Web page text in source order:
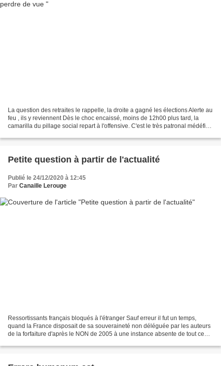
La question des retraites le rappelle, la droite a gagné les élections Alerte au
feu , ils y reviennent Dès le choc encaissé, moins de 12h00 plus tard, la
camarilla du pillage social repart à l'offensive. C'est le très patronal médéfien
Petite question à partir de l'actualité
Publié le 24/12/2020 à 12:45
Par Canaille Lerouge
Ressortissants français bloqués à l'étranger Sauf erreur il fut un temps,
quand la France disposait de sa souveraineté non déléguée par les auteurs
de la forfaiture d'après le NON de 2005 à une instance absente de tout ce